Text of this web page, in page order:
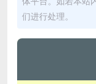
们进行处理。